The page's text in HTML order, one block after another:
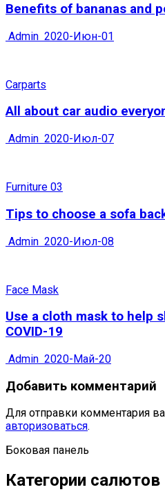
Benefits of bananas and
Admin 2020-Июн-01
Carparts
All about car audio
Admin 2020-Июл-07
Furniture 03
Tips to choose a sofa
Admin 2020-Июл-08
Face Mask
Use a cloth mask to help
COVID-19
Admin 2020-Май-20
Добавить комментарий
Для отправки комментария
авторизоваться.
Боковая панель
Категории салютов